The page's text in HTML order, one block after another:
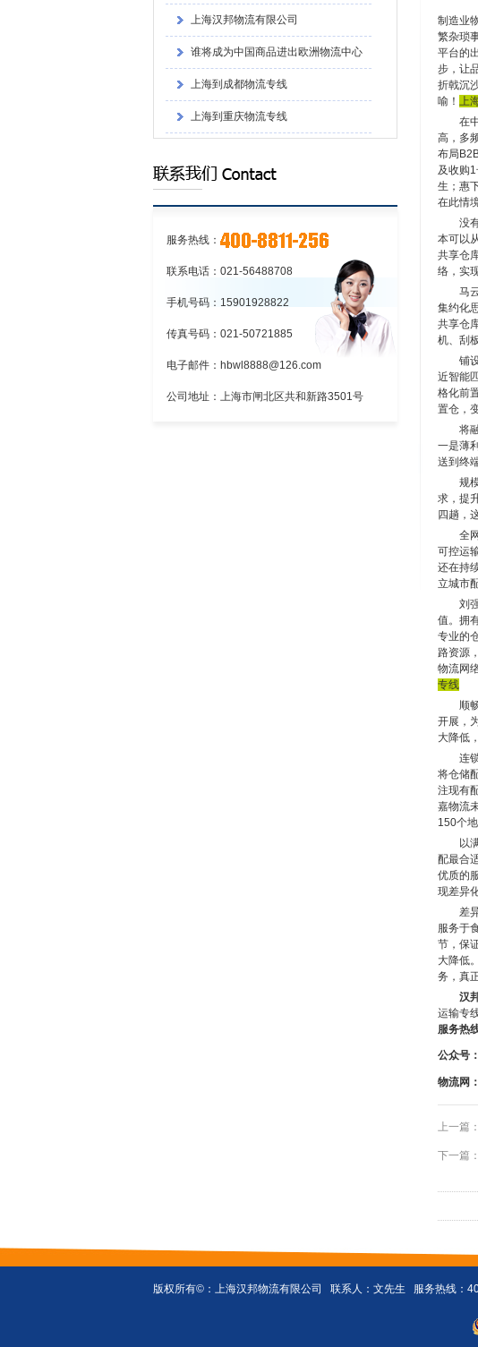
谁将成为中国商品进出欧洲物流中心
上海到成都物流专线
上海到重庆物流专线
上海到四川物流专线
的程序上海到江苏物流:铁路货物托运和承
运的程序
上海到江苏物流:应向车站提出货物运
单和运单上海到江苏物流:铁路货物托运和承运
的程序
服务热线：
联系电话：021-56488708
手机号码：15901928822
传真号码：021-50721885
电子邮件：hbwl8888@126.com
公司地址：上海市闸北区共和新路3501号
制造业
繁杂琐
平台的
步，让
折戟沉
喻！ 上
在
高，多
布局
及收购
生；惠
在此情
没
本可以
共享仓
络，实
马
集约化
共享仓
机、刮
铺
近智能
格化前
置仓，
将
一是薄
送到终
规
求，提
四趟，
全
可控运
还在持
立城市
刘
值。拥
专业的
路资源
物流网
专线
顺
开展，
大降低
连
将仓储
注现有
嘉物流
150个
以
配最合
优质的
现差异
差
服务于
节，保
大降低
务，真
汉
运输专
服务热
公众号
物流网：
上一篇：
下一篇：
版权所有©： 上海汉邦物流有限公司 联系人：文先生 服务热线：